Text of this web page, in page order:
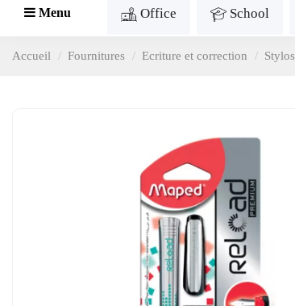
Menu Office School
Accueil Fournitures Ecriture et correction Stylos